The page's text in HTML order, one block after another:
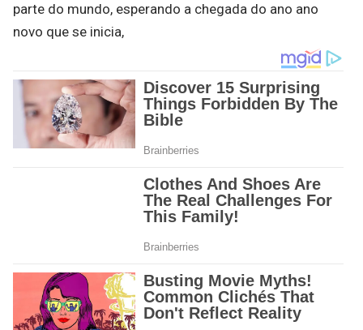
parte do mundo, esperando a chegada do ano ano
novo que se inicia,